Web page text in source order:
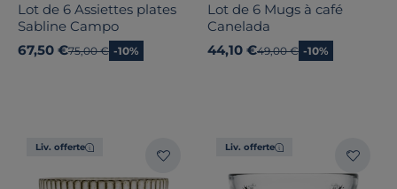
Lot de 6 Assiettes plates
Sabline Campo
67,50 €Ancien prix
75,00 € -10%
Lot de 6 Mugs à café
Canelada
44,10 €Ancien prix
49,00 € -10%
Liv. offerte Liv. offerte